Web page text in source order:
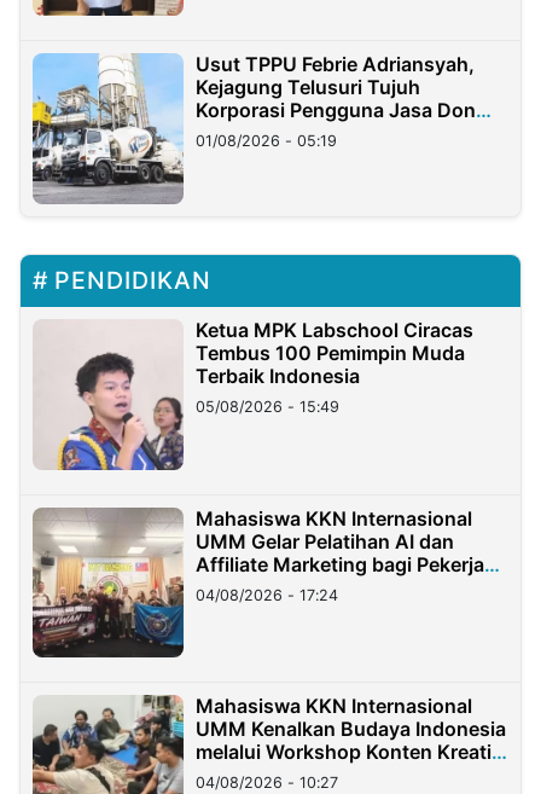
Usut TPPU Febrie Adriansyah,
Kejagung Telusuri Tujuh
Korporasi Pengguna Jasa Don
Ritto
01/08/2026 - 05:19
PENDIDIKAN
Ketua MPK Labschool Ciracas
Tembus 100 Pemimpin Muda
Terbaik Indonesia
05/08/2026 - 15:49
Mahasiswa KKN Internasional
UMM Gelar Pelatihan AI dan
Affiliate Marketing bagi Pekerja
Migran Indonesia di Taiwan
04/08/2026 - 17:24
Mahasiswa KKN Internasional
UMM Kenalkan Budaya Indonesia
melalui Workshop Konten Kreatif
di Taiwan
04/08/2026 - 10:27